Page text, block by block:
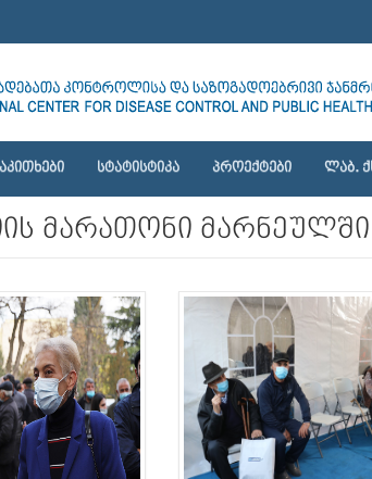
ᲡᲢᲐᲢᲘᲡᲢᲘᲙᲐ ᲞᲠᲝᲔᲥᲢᲔᲑᲘ ᲚᲐᲑ.
მარათონი მარნეულში